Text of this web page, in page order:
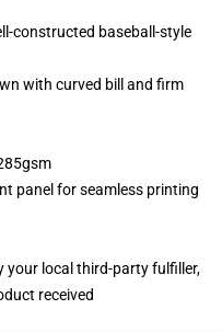
constructed baseball-style
with curved bill and firm
panel for seamless printing
your local third-party fulfiller,
received